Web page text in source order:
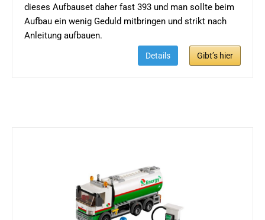
dieses Aufbauset daher fast 393 und man sollte beim
Aufbau ein wenig Geduld mitbringen und strikt nach
Anleitung aufbauen.
Details Gibt’s hier